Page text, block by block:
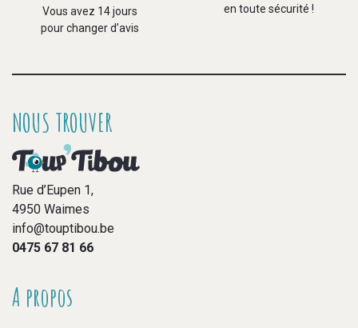
Vous avez 14 jours
pour changer d’avis
en toute sécurité !
NOUS TROUVER
Rue d’Eupen 1,
4950 Waimes
info@touptibou.be
0475 67 81 66
A propos